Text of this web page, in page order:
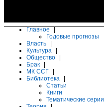
Главное
Годовые прогнозы
Власть
Культура
Общество
Брак
МК ССГ
Библиотека
Статьи
Книги
Тематические серии